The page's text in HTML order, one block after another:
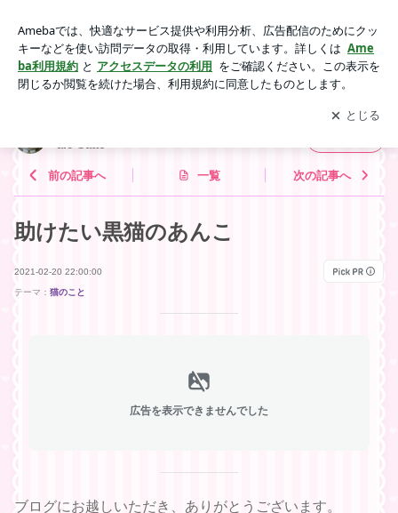
古民家Cafe Gatto
アプリをダウンロードして ブログの更新通知
を受け取りまし
ょう。
開く
afe Gatto
前の記事へ 一覧 次の記事へ
助けたい黒猫のあんこ
2021-02-20 22:00:00
テーマ： 猫のこと
広告を表示できませんでした
ブログにお越しいただき、ありがとうございます。